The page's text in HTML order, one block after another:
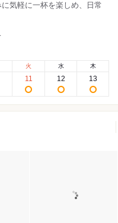
気軽に一杯を楽しめ、日常
火
11
水
12
木
13